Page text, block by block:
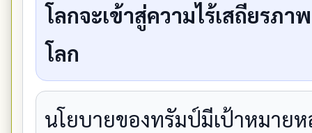
โลกจะเข้าสู่ความไร้เสถียรภ
โลก
นโยบายของทรัมป์มีเป้าหมาย